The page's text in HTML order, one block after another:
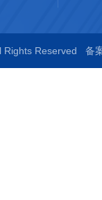
Rights Reserved 备